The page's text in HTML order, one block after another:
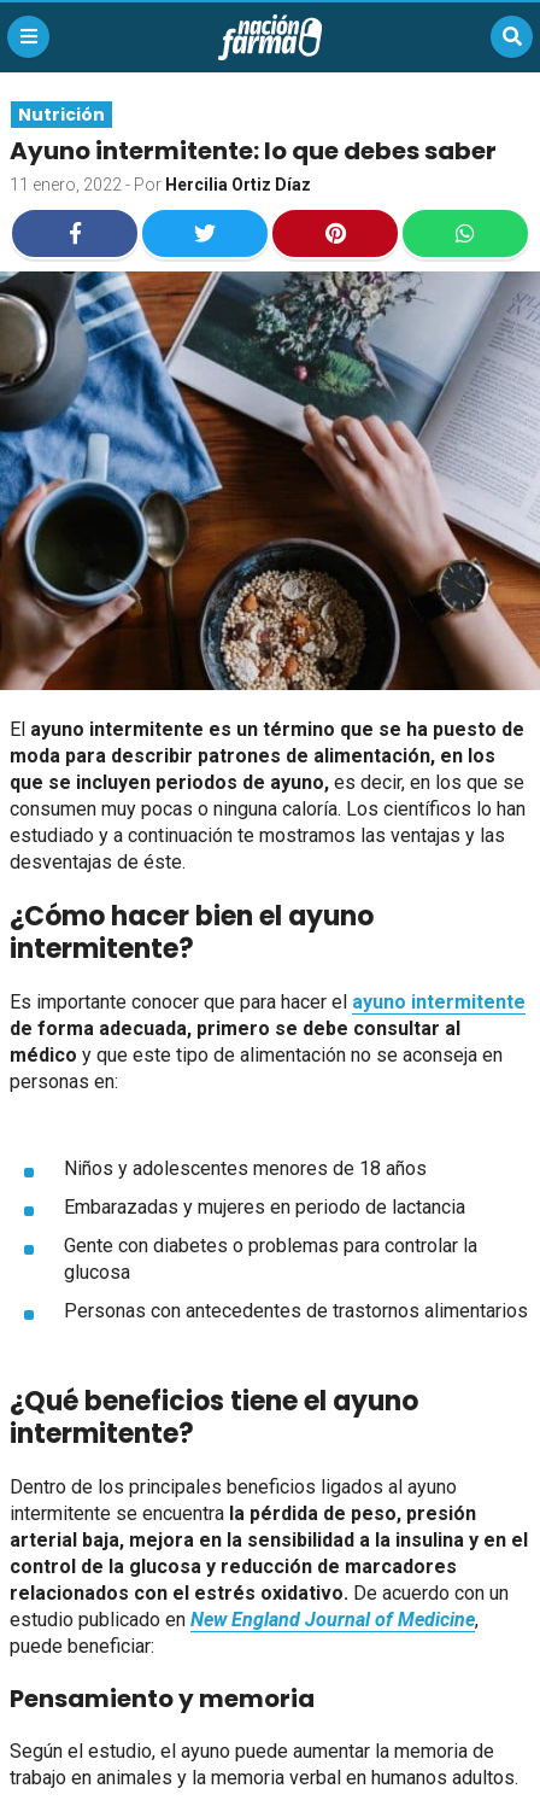
Nutrición
Ayuno intermitente: lo que debes saber
11 enero, 2022 - Por Hercilia Ortiz Díaz
El ayuno intermitente es un término que se ha puesto de
moda para describir patrones de alimentación, en los
que se incluyen periodos de ayuno, es decir, en los que se
consumen muy pocas o ninguna caloría. Los científicos lo han
estudiado y a continuación te mostramos las ventajas y las
desventajas de éste.
¿Cómo hacer bien el ayuno
intermitente?
Es importante conocer que para hacer el ayuno intermitente
de forma adecuada, primero se debe consultar al
médico y que este tipo de alimentación no se aconseja en
personas en:
Niños y adolescentes menores de 18 años
Embarazadas y mujeres en periodo de lactancia
Gente con diabetes o problemas para controlar la
glucosa
Personas con antecedentes de trastornos alimentarios
¿Qué beneficios tiene el ayuno
intermitente?
Dentro de los principales beneficios ligados al ayuno
intermitente se encuentra la pérdida de peso, presión
arterial baja, mejora en la sensibilidad a la insulina y en el
control de la glucosa y reducción de marcadores
relacionados con el estrés oxidativo. De acuerdo con un
estudio publicado en New England Journal of Medicine,
puede beneficiar:
Pensamiento y memoria
Según el estudio, el ayuno puede aumentar la memoria de
trabajo en animales y la memoria verbal en humanos adultos.